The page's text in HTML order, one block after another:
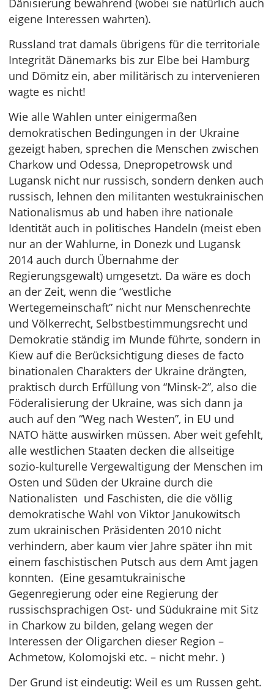
Dänisierung bewahrend (wobei sie natürlich auch
eigene Interessen wahrten).
Russland trat damals übrigens für die territoriale
Integrität Dänemarks bis zur Elbe bei Hamburg
und Dömitz ein, aber militärisch zu intervenieren
wagte es nicht!
Wie alle Wahlen unter einigermaßen
demokratischen Bedingungen in der Ukraine
gezeigt haben, sprechen die Menschen zwischen
Charkow und Odessa, Dnepropetrowsk und
Lugansk nicht nur russisch, sondern denken auch
russisch, lehnen den militanten westukrainischen
Nationalismus ab und haben ihre nationale
Identität auch in politisches Handeln (meist eben
nur an der Wahlurne, in Donezk und Lugansk
2014 auch durch Übernahme der
Regierungsgewalt) umgesetzt. Da wäre es doch
an der Zeit, wenn die “westliche
Wertegemeinschaft” nicht nur Menschenrechte
und Völkerrecht, Selbstbestimmungsrecht und
Demokratie ständig im Munde führte, sondern in
Kiew auf die Berücksichtigung dieses de facto
binationalen Charakters der Ukraine drängten,
praktisch durch Erfüllung von “Minsk-2”, also die
Föderalisierung der Ukraine, was sich dann ja
auch auf den “Weg nach Westen”, in EU und
NATO hätte auswirken müssen. Aber weit gefehlt,
alle westlichen Staaten decken die allseitige
sozio-kulturelle Vergewaltigung der Menschen im
Osten und Süden der Ukraine durch die
Nationalisten und Faschisten, die die völlig
demokratische Wahl von Viktor Janukowitsch
zum ukrainischen Präsidenten 2010 nicht
verhindern, aber kaum vier Jahre später ihn mit
einem faschistischen Putsch aus dem Amt jagen
konnten. (Eine gesamtukrainische
Gegenregierung oder eine Regierung der
russischsprachigen Ost- und Südukraine mit Sitz
in Charkow zu bilden, gelang wegen der
Interessen der Oligarchen dieser Region –
Achmetow, Kolomojski etc. – nicht mehr. )
Der Grund ist eindeutig: Weil es um Russen geht.